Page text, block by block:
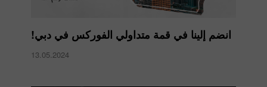
انضم إلينا في قمة متداولي الفوركس في دبي!
13.05.2024